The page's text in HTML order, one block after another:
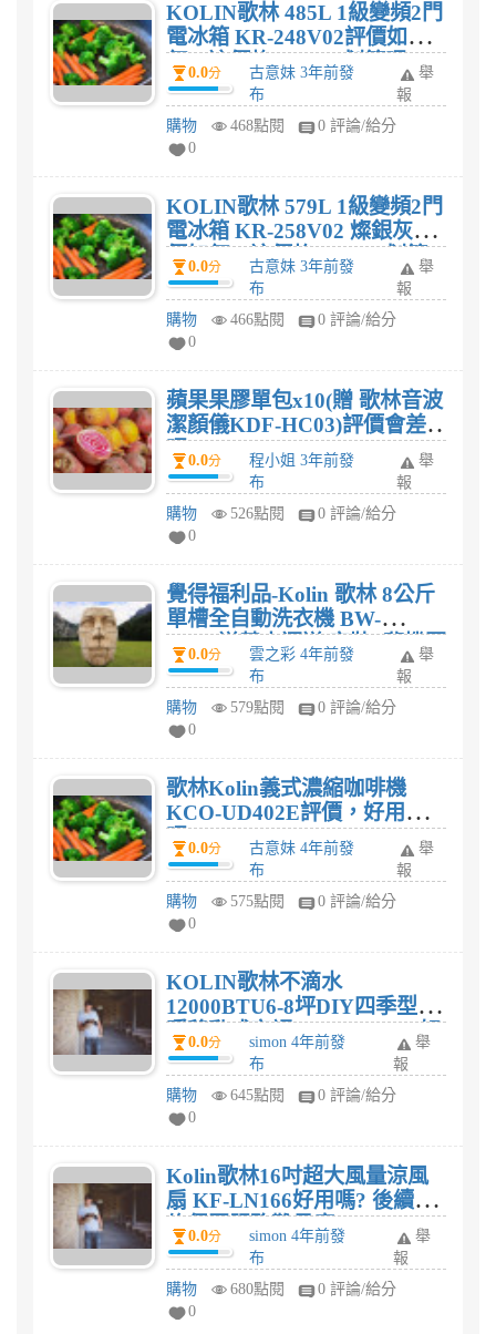
KOLIN歌林 485L 1級變頻2門
電冰箱 KR-248V02評價如
何，這價格$23,703划算嗎?
0.0分
古意妹 3年前發
布
舉
報
購物
468點閱
0 評論/給分
0
KOLIN歌林 579L 1級變頻2門
電冰箱 KR-258V02 燦銀灰評
價如何，這價格$27,455划算
嗎?
0.0分
古意妹 3年前發
布
舉
報
購物
466點閱
0 評論/給分
0
蘋果果膠單包x10(贈 歌林音波
潔顏儀KDF-HC03)評價會差
嗎?0.0分
程小姐 3年前發
布
舉
報
購物
526點閱
0 評論/給分
0
覺得福利品-Kolin 歌林 8公斤
單槽全自動洗衣機 BW-
8S01(送基本運送/安裝+舊機回
收)評價如何? 好用嗎?
0.0分
雲之彩 4年前發
布
舉
報
購物
579點閱
0 評論/給分
0
歌林Kolin義式濃縮咖啡機
KCO-UD402E評價，好用
嗎?0.0分
古意妹 4年前發
布
舉
報
購物
575點閱
0 評論/給分
0
KOLIN歌林不滴水
12000BTU6-8坪DIY四季型冷/
暖移動式空調(KD-301M05)好
用嗎? 後續維修保固服務難易
度?
0.0分
simon 4年前發
布
舉
報
購物
645點閱
0 評論/給分
0
Kolin歌林16吋超大風量涼風
扇 KF-LN166好用嗎? 後續維
修保固服務難易度?
0.0分
simon 4年前發
布
舉
報
購物
680點閱
0 評論/給分
0